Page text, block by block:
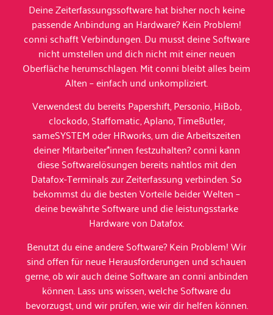
Deine Zeiterfassungssoftware hat bisher noch keine
passende Anbindung an Hardware? Kein Problem!
conni schafft Verbindungen. Du musst deine Software
nicht umstellen und dich nicht mit einer neuen
Oberfläche herumschlagen. Mit conni bleibt alles beim
Alten – einfach und unkompliziert.
Verwendest du bereits Papershift, Personio, HiBob,
clockodo, Staffomatic, Aplano, TimeButler,
sameSYSTEM oder HRworks, um die Arbeitszeiten
deiner Mitarbeiter*innen festzuhalten? conni kann
diese Softwarelösungen bereits nahtlos mit den
Datafox-Terminals zur Zeiterfassung verbinden. So
bekommst du die besten Vorteile beider Welten –
deine bewährte Software und die leistungsstarke
Hardware von Datafox.
Benutzt du eine andere Software? Kein Problem! Wir
sind offen für neue Herausforderungen und schauen
gerne, ob wir auch deine Software an conni anbinden
können. Lass uns wissen, welche Software du
bevorzugst, und wir prüfen, wie wir dir helfen können.